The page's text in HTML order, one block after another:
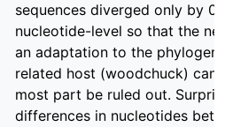
sequences diverged only by
nucleotide-level so that the
an adaptation to the
related host (woodchuck) can
most part be ruled out.
differences in nucleotides